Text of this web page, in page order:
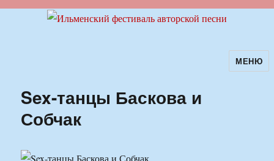
Ильменский фестиваль авторской
песни
МЕНЮ
Sex-танцы Баскова и
Собчак